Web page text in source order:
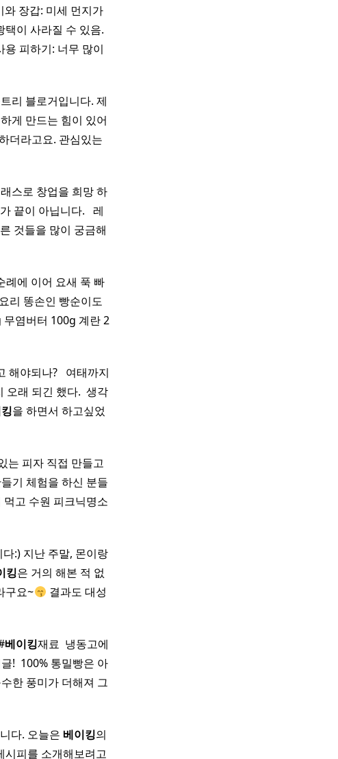
와 장갑: 미세 먼지가
택이 사라질 수 있음.
피하기: 너무 많이
리 블로거입니다. 제
게 만드는 힘이 있어
더라고요. 관심있는
스로 창업을 희망 하
끝이 아닙니다. ​ ​ 레
것들을 많이 궁금해
례에 이어 요새 푹 빠
리 똥손인 빵순이도
염버터 100g 계란 2
해야되나? ​ ​ 여태까지
오래 되긴 했다. ​ 생각
을 하면서 하고싶었
는 피자 직접 만들고
기 체험을 하신 분들
고 수원 피크닉명소
다:) 지난 주말, 몬이랑
킹은 거의 해본 적 없
구요~
결과도 대성
베이킹재료 ​ 냉동고에
! ​ 100% 통밀빵은 아
한 풍미가 더해져 그
다. 오늘은 베이킹의
시피를 소개해보려고